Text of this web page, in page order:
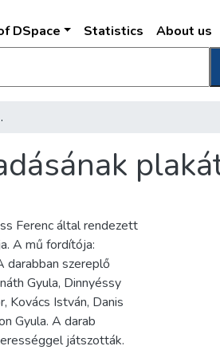
DSpace Statistics About us
plakátja
Ferenc által rendezett
A mű fordítója:
darabban szereplő
Gyula, Dinnyéssy
Kovács István, Danis
Gyula. A darab
játszották.